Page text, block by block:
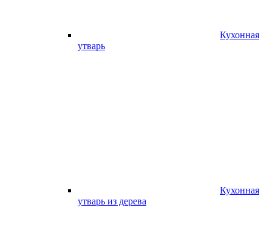
Кухонная
утварь
Кухонная
утварь из дерева